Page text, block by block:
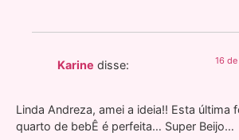
Karine disse: 16
Linda Andreza, amei a ideia!! Esta última
quarto de bebÊ é perfeita… Super Beijo…